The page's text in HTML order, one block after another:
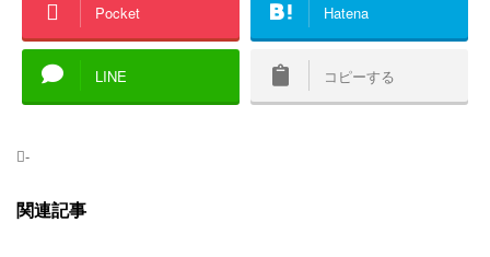
Pocket Hatena
LINE コピーする
-
関連記事